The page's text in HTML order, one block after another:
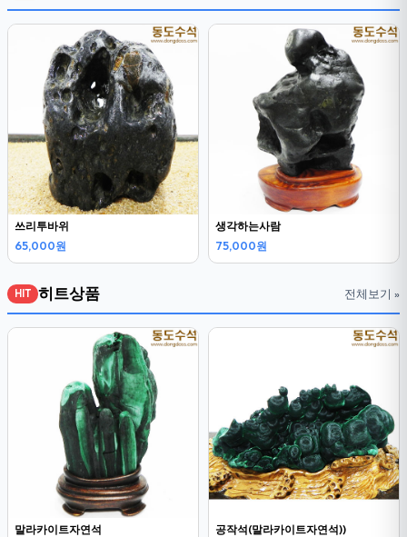
쓰리투바위
65,000원
생각하는사람
75,000원
HIT 히트상품 전체보기 »
말라카이트자연석
공작석(말라카이트자연석))